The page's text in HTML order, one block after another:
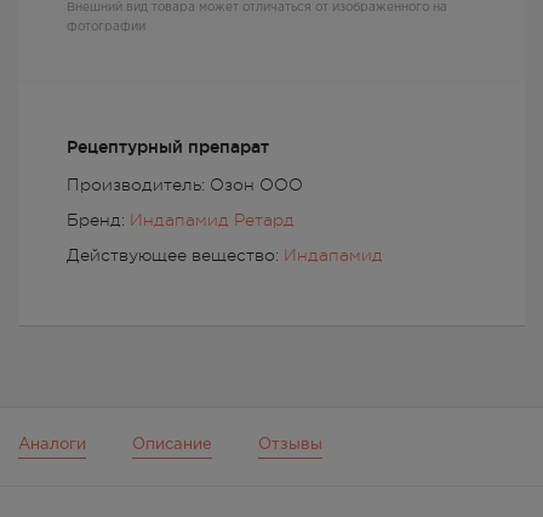
Рецептурный препарат
Производитель: Озон ООО
Бренд: Индапамид Ретард
Действующее вещество: Индапамид
Внешний вид товара может отличаться от изображенного на
фотографии
Аналоги Описание Отзывы